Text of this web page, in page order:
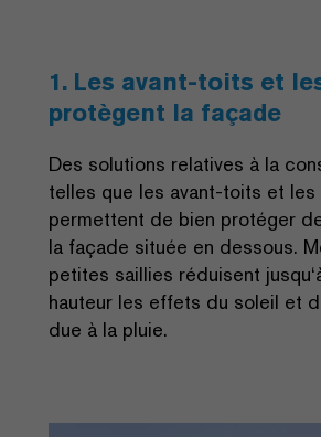
1. Les avant-toits et
protègent la façade
Des solutions relatives à la
telles que les avant-toits et les
permettent de bien protéger
la façade située en dessous.
petites saillies réduisent
hauteur les effets du soleil et
due à la pluie.